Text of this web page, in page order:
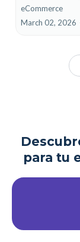
eCommerce
March 02, 2026
para tu